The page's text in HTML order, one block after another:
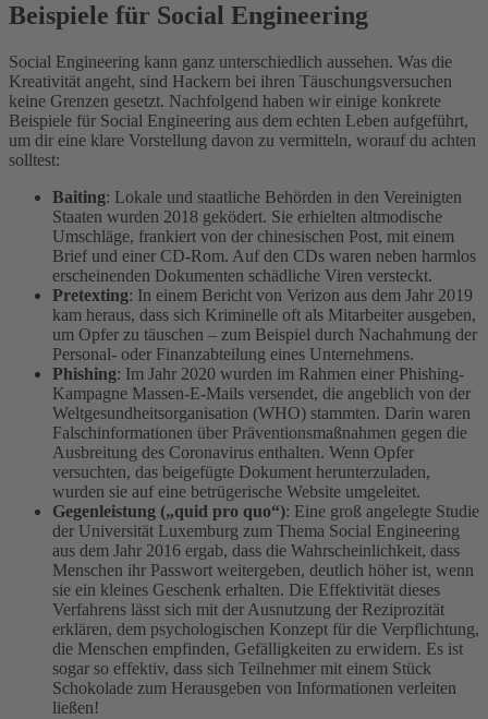
Beispiele für Social Engineering
Social Engineering kann ganz unterschiedlich aussehen. Was die
Kreativität angeht, sind Hackern bei ihren Täuschungsversuchen
keine Grenzen gesetzt. Nachfolgend haben wir einige konkrete
Beispiele für Social Engineering aus dem echten Leben aufgeführt,
um dir eine klare Vorstellung davon zu vermitteln, worauf du achten
solltest:
Baiting: Lokale und staatliche Behörden in den Vereinigten
Staaten wurden 2018 geködert. Sie erhielten altmodische
Umschläge, frankiert von der chinesischen Post, mit einem
Brief und einer CD-Rom. Auf den CDs waren neben harmlos
erscheinenden Dokumenten schädliche Viren versteckt.
Pretexting: In einem Bericht von Verizon aus dem Jahr 2019
kam heraus, dass sich Kriminelle oft als Mitarbeiter ausgeben,
um Opfer zu täuschen – zum Beispiel durch Nachahmung der
Personal- oder Finanzabteilung eines Unternehmens.
Phishing: Im Jahr 2020 wurden im Rahmen einer Phishing-
Kampagne Massen-E-Mails versendet, die angeblich von der
Weltgesundheitsorganisation (WHO) stammten. Darin waren
Falschinformationen über Präventionsmaßnahmen gegen die
Ausbreitung des Coronavirus enthalten. Wenn Opfer
versuchten, das beigefügte Dokument herunterzuladen,
wurden sie auf eine betrügerische Website umgeleitet.
Gegenleistung („quid pro quo“): Eine groß angelegte Studie
der Universität Luxemburg zum Thema Social Engineering
aus dem Jahr 2016 ergab, dass die Wahrscheinlichkeit, dass
Menschen ihr Passwort weitergeben, deutlich höher ist, wenn
sie ein kleines Geschenk erhalten. Die Effektivität dieses
Verfahrens lässt sich mit der Ausnutzung der Reziprozität
erklären, dem psychologischen Konzept für die Verpflichtung,
die Menschen empfinden, Gefälligkeiten zu erwidern. Es ist
sogar so effektiv, dass sich Teilnehmer mit einem Stück
Schokolade zum Herausgeben von Informationen verleiten
ließen!